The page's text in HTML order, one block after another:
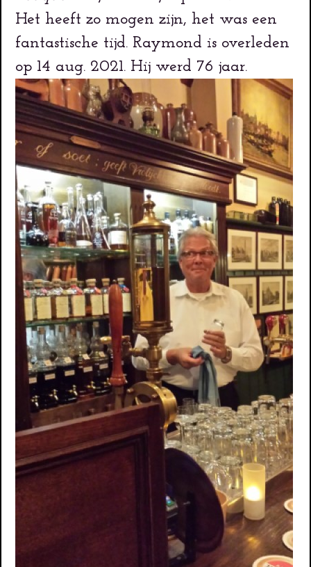
Het heeft zo mogen zijn, het was een
fantastische tijd. Raymond is overleden
op 14 aug. 2021. Hij werd 76 jaar.